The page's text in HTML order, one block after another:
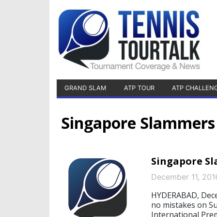
GRAND SLAM ATP TOUR ATP
Singapore Slammers
Singapore
December 11,
HYDERABAD,
no mistakes on
International